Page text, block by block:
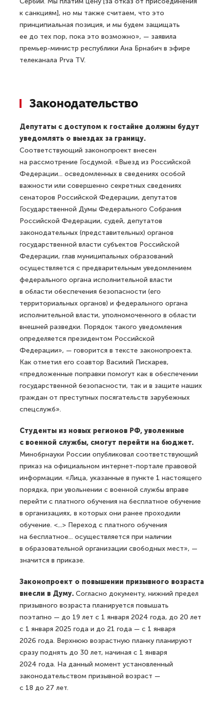
к санкциям], но мы также считаем, что это
принципиальная позиция, и мы будем защищать
ее до тех пор, пока это возможно», — заявила
премьер-министр республики Ана Брнабич в эфире
телеканала Prva TV.
Законодательство
Депутаты с доступом к гостайне должны будут
уведомлять о выездах за границу.
Соответствующий законопроект внесен
на рассмотрение Госдумой. «Выезд из Российской
Федерации... осведомленных в сведениях особой
важности или совершенно секретных сведениях
сенаторов Российской Федерации, депутатов
Государственной Думы Федерального Собрания
Российской Федерации, судей, депутатов
законодательных (представительных) органов
государственной власти субъектов Российской
Федерации, глав муниципальных образований
осуществляется с предварительным уведомлением
федерального органа исполнительной власти
в области обеспечения безопасности (его
территориальных органов) и федерального органа
исполнительной власти, уполномоченного в области
внешней разведки. Порядок такого уведомления
определяется президентом Российской
Федерации», — говорится в тексте законопроекта.
Как отметил его соавтор Василий Пискарев,
«предложенные поправки помогут как в обеспечении
государственной безопасности, так и в защите наших
граждан от преступных посягательств зарубежных
спецслужб».
Студенты из новых регионов РФ, уволенные
с военной службы, смогут перейти на бюджет.
Минобрнауки России опубликовал соответствующий
приказ на официальном интернет-портале правовой
информации. «Лица, указанные в пункте 1 настоящего
порядка, при увольнении с военной службы вправе
перейти с платного обучения на бесплатное обучение
в организациях, в которых они ранее проходили
обучение. <...> Переход с платного обучения
на бесплатное... осуществляется при наличии
в образовательной организации свободных мест», —
значится в приказе.
Законопроект о повышении призывного возраста
внесли в Думу. Согласно документу, нижний предел
призывного возраста планируется повышать
поэтапно — до 19 лет с 1 января 2024 года, до 20 лет
с 1 января 2025 года и до 21 года — с 1 января
2026 года. Верхнюю возрастную планку планируют
сразу поднять до 30 лет, начиная с 1 января
2024 года. На данный момент установленный
законодательством призывной возраст —
с 18 до 27 лет.